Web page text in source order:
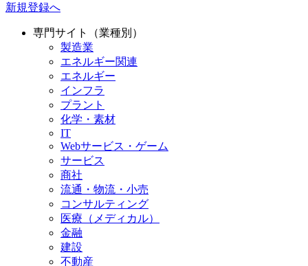
新規登録へ
専門サイト（業種別）
製造業
エネルギー関連
エネルギー
インフラ
プラント
化学・素材
IT
Webサービス・ゲーム
サービス
商社
流通・物流・小売
コンサルティング
医療（メディカル）
金融
建設
不動産